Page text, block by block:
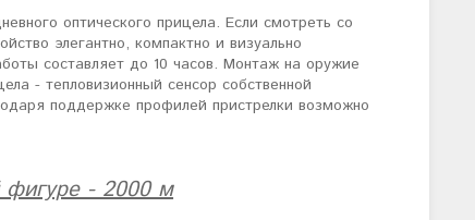
оптического прицела. Если смотреть со
элегантно, компактно и визуально
составляет до 10 часов. Монтаж на оружие
- тепловизионный сенсор собственной
поддержке профилей пристрелки возможно
фигуре - 2000 м